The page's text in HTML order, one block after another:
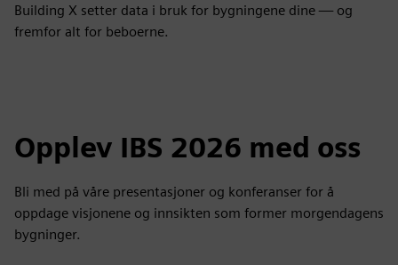
Building X setter data i bruk for bygningene dine — og
fremfor alt for beboerne.
Opplev IBS 2026 med oss
Bli med på våre presentasjoner og konferanser for å
oppdage visjonene og innsikten som former morgendagens
bygninger.